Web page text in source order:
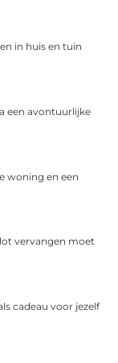
in huis en tuin
een avontuurlijke
woning en een
vervangen moet
cadeau voor jezelf